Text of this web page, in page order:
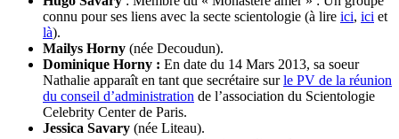
connu pour ses liens avec la secte scientologie (à lire ici, ici et
là).
Mailys Horny (née Decoudun).
Dominique Horny : En date du 14 Mars 2013, sa soeur
Nathalie apparaît en tant que secrétaire surle PV de la réunion
du conseil d’administration de l’association du Scientologie
Celebrity Center de Paris.
Jessica Savary (née Liteau).